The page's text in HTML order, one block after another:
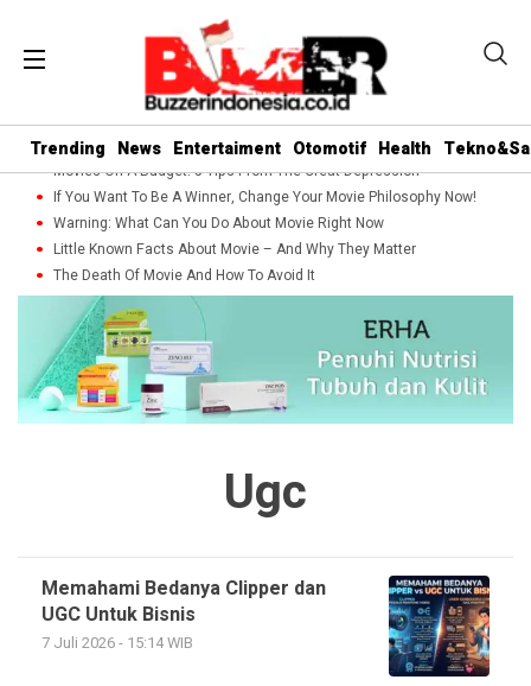
Trending News Entertaiment Otomotif Health
Movies On A Budget: 5 Tips From The Great Depression
If You Want To Be A Winner, Change Your Movie Philosophy Now!
Warning: What Can You Do About Movie Right Now
Little Known Facts About Movie – And Why They Matter
The Death Of Movie And How To Avoid It
Ugc
Memahami Bedanya Clipper dan
UGC Untuk Bisnis
7 Juli 2026 - 15:14 WIB